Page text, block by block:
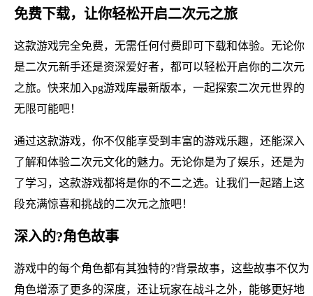
免费下载，让你轻松开启二次元之旅
这款游戏完全免费，无需任何付费即可下载和体验。无论你
是二次元新手还是资深爱好者，都可以轻松开启你的二次元
之旅。快来加入pg游戏库最新版本，一起探索二次元世界的
无限可能吧！
通过这款游戏，你不仅能享受到丰富的游戏乐趣，还能深入
了解和体验二次元文化的魅力。无论你是为了娱乐，还是为
了学习，这款游戏都将是你的不二之选。让我们一起踏上这
段充满惊喜和挑战的二次元之旅吧！
深入的?角色故事
游戏中的每个角色都有其独特的?背景故事，这些故事不仅为
角色增添了更多的深度，还让玩家在战斗之外，能够更好地